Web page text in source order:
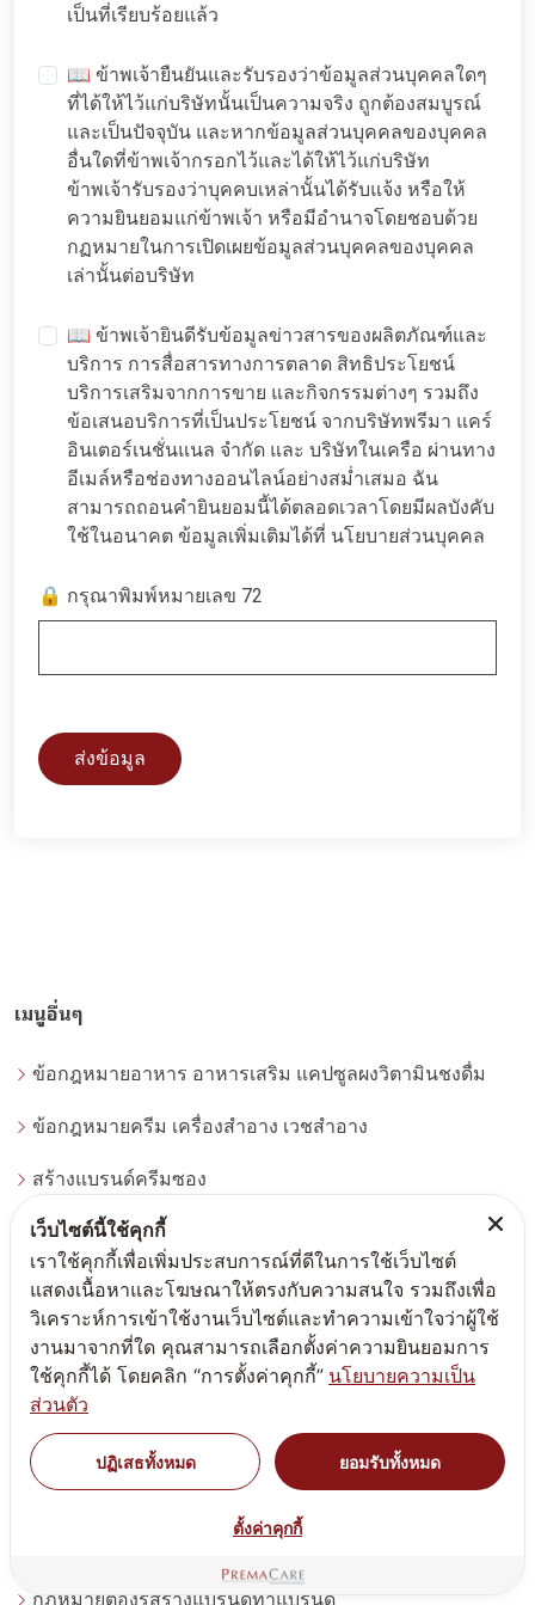
เป็นที่เรียบร้อยแล้ว
📖 ข้าพเจ้ายืนยันและรับรองว่าข้อมูลส่วนบุคคลใดๆ
ที่ได้ให้ไว้แก่บริษัทนั้นเป็นความจริง ถูกต้องสมบูรณ์
และเป็นปัจจุบัน และหากข้อมูลส่วนบุคคลของบุคคล
อื่นใดที่ข้าพเจ้ากรอกไว้และได้ให้ไว้แก่บริษัท
ข้าพเจ้ารับรองว่าบุคคบเหล่านั้นได้รับแจ้ง หรือให้
ความยินยอมแก่ข้าพเจ้า หรือมีอำนาจโดยชอบด้วย
กฏหมายในการเปิดเผยข้อมูลส่วนบุคคลของบุคคล
เล่านั้นต่อบริษัท
📖 ข้าพเจ้ายินดีรับข้อมูลข่าวสารของผลิตภัณฑ์และ
บริการ การสื่อสารทางการตลาด สิทธิประโยชน์
บริการเสริมจากการขาย และกิจกรรมต่างๆ รวมถึง
ข้อเสนอบริการที่เป็นประโยชน์ จากบริษัทพรีมา แคร์
อินเตอร์เนชั่นแนล จำกัด และ บริษัทในเครือ ผ่านทาง
อีเมล์หรือช่องทางออนไลน์อย่างสม่ำเสมอ ฉัน
สามารถถอนคำยินยอมนี้ได้ตลอดเวลาโดยมีผลบังคับ
ใช้ในอนาคต ข้อมูลเพิ่มเติมได้ที่ นโยบายส่วนบุคคล
🔒 กรุณาพิมพ์หมายเลข 72
ส่งข้อมูล
เมนูอื่นๆ
ข้อกฎหมายอาหาร อาหารเสริม แคปซูลผงวิตามินชงดื่ม
ข้อกฎหมายครีม เครื่องสำอาง เวชสำอาง
สร้างแบรนด์ครีมซอง
สร้างแบรนด์เซรั่ม
แนะนำติชมการบริการ
นโยบายส่วนบุคคล
สร้างทำแบรนด์ดูดวงด้วยชื่อมงคล
เลือกสูตรผลิตครีมผลิตอาหารเสริม
จำหน่ายแคปซูลเปล่า
กฎหมายต้องรู้สร้างแบรนด์ทำแบรนด์
เว็บไซต์นี้ใช้คุกกี้
เราใช้คุกกี้เพื่อเพิ่มประสบการณ์ที่ดีในการใช้เว็บไซต์
แสดงเนื้อหาและโฆษณาให้ตรงกับความสนใจ รวมถึงเพื่อ
วิเคราะห์การเข้าใช้งานเว็บไซต์และทำความเข้าใจว่าผู้ใช้
งานมาจากที่ใด คุณสามารถเลือกตั้งค่าความยินยอมการ
ใช้คุกกี้ได้ โดยคลิก “การตั้งค่าคุกกี้” นโยบายความเป็น
ส่วนตัว
ปฏิเสธทั้งหมด ยอมรับทั้งหมด
ตั้งค่าคุกกี้